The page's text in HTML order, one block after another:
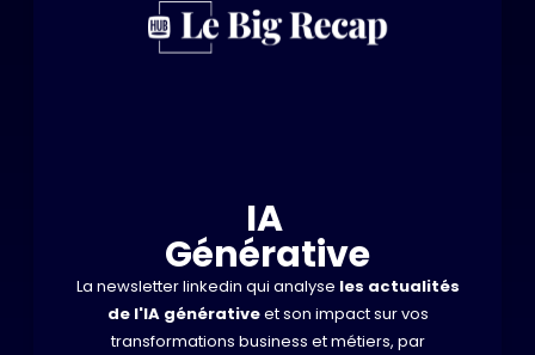
IA
Générative
La newsletter linkedin qui analyse les actualités
de l'IA générativeet son impact sur vos
transformations business et métiers, par